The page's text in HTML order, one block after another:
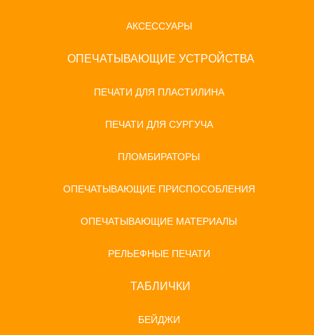
АКСЕССУАРЫ
ОПЕЧАТЫВАЮЩИЕ УСТРОЙСТВА
ПЕЧАТИ ДЛЯ ПЛАСТИЛИНА
ПЕЧАТИ ДЛЯ СУРГУЧА
ПЛОМБИРАТОРЫ
ОПЕЧАТЫВАЮЩИЕ ПРИСПОСОБЛЕНИЯ
ОПЕЧАТЫВАЮЩИЕ МАТЕРИАЛЫ
РЕЛЬЕФНЫЕ ПЕЧАТИ
ТАБЛИЧКИ
БЕЙДЖИ